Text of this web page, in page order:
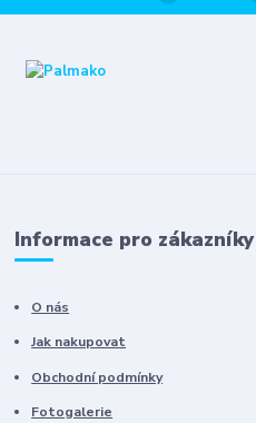
Informace pro zákazníky
O nás
Jak nakupovat
Obchodní podmínky
Fotogalerie